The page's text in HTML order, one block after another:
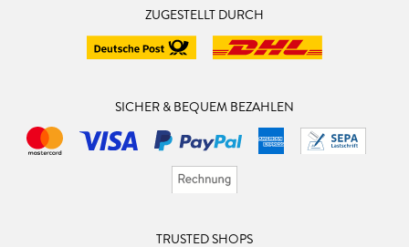
ZUGESTELLT DURCH
SICHER & BEQUEM BEZAHLEN
TRUSTED SHOPS